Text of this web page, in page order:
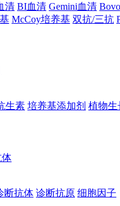
清 BI血清 Gemini血清
McCoy培养基 双抗/三抗
生素 培养基添加剂 植物生
体
断抗体 诊断抗原 细胞因子